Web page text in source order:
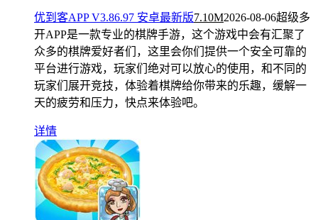
优到客APP V3.86.97 安卓最新版7.10M2026-08-06超级多
开APP是一款专业的棋牌手游，这个游戏中会有汇聚了
众多的棋牌爱好者们，这里会你们提供一个安全可靠的
平台进行游戏，玩家们绝对可以放心的使用，和不同的
玩家们展开竞技，体验着棋牌给你带来的乐趣，缓解一
天的疲劳和压力，快点来体验吧。
详情